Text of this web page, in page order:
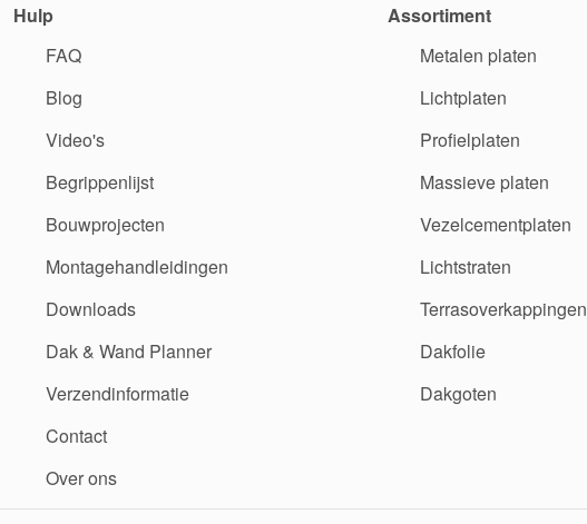
Hulp
FAQ
Blog
Video's
Begrippenlijst
Bouwprojecten
Montagehandleidingen
Downloads
Dak & Wand Planner
Verzendinformatie
Contact
Over ons
Assortiment
Metalen platen
Lichtplaten
Profielplaten
Massieve platen
Vezelcementplaten
Lichtstraten
Terrasoverkappingen
Dakfolie
Dakgoten